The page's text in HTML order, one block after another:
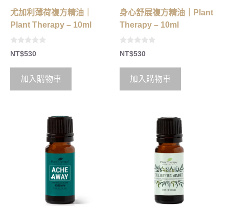
尤加利薄荷複方精油｜
Plant Therapy – 10ml
0
o
t
5
NT$530
加入購物車
身心舒展複方精油｜Plant
Therapy – 10ml
0
o
t
5
NT$530
加入購物車